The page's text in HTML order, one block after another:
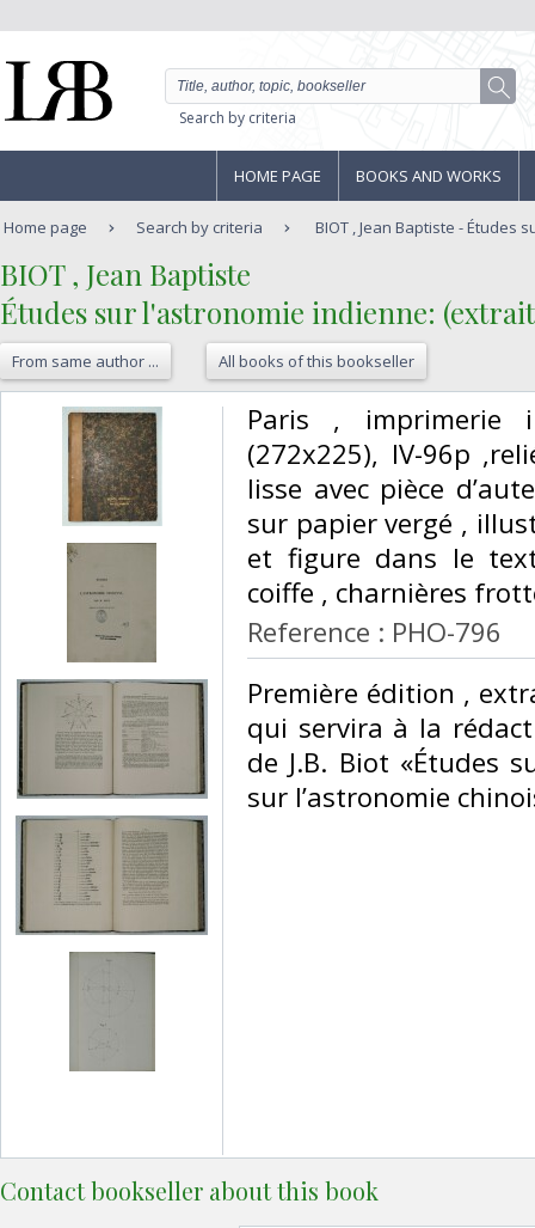
Search by criteria
HOME PAGE BOOKS AND WORKS
Home page Search by criteria BIOT , Jean Baptiste - Études
‎BIOT , Jean Baptiste‎
‎Études sur l'astronomie indienne:
From same author ... All books of this bookseller
‎Paris , imprimerie
(272x225), IV-96p
lisse avec pièce
sur papier vergé ,
et figure dans le
coiffe , charnières
Reference : PHO-796
‎Première édition ,
qui servira à la
de J.B. Biot «Études
sur l’astronomie
Contact bookseller about this book